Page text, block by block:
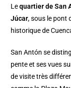
Lequartier de San
Júcar, sous le pont
historique de
San Antón se
pente et ses vues
de visite très